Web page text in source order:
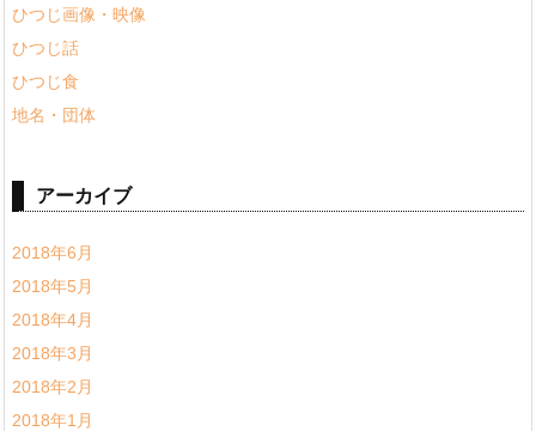
ひつじ画像・映像
ひつじ話
ひつじ食
地名・団体
アーカイブ
2018年6月
2018年5月
2018年4月
2018年3月
2018年2月
2018年1月